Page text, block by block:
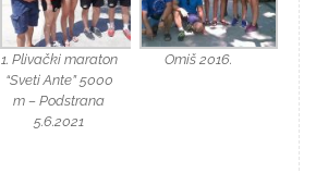
1. Plivački maraton
“Sveti Ante” 5000
m – Podstrana
5.6.2021
Omiš 2016.